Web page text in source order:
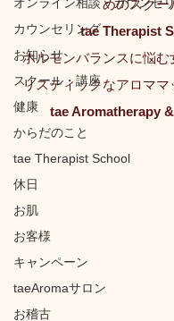
カウンセリング
お知らせ
スクール・講座
健康
からだのこと
tae Therapist School
休日
お肌
お客様
キャンペーン
taeAromaサロン
お稽古
めのスクー
tae Therapist
ホルモンバランスに悩む
リスティックなアロマ
tae Aromatherapy